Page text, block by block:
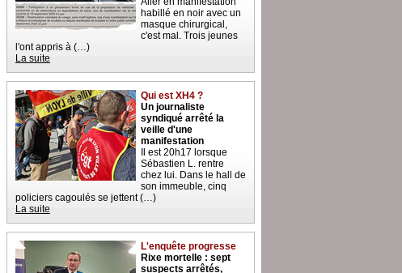
habillé en noir avec un
masque chirurgical,
c'est mal. Trois jeunes
l'ont appris à (…)
La suite
Qui est XH4 ?
Un journaliste
syndiqué arrêté la
veille d'une
manifestation
Il est 20h17 lorsque
Sébastien L. rentre
chez lui. Dans le hall de
son immeuble, cinq
policiers cagoulés se jettent (…)
La suite
L'enquête progresse
Rixe mortelle : sept
suspects arrêtés,